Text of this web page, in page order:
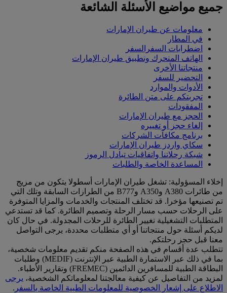
جميع مواضيع الأسئلة الشائعة
معلومات عن طيران الإمارات
في المطار
اضطرابات السفرالسفر
الهاتف المتحرك وتطبيق طيران الإمارات
منتجاتنا الأخرى
التحضير للسفر
الأدوات والموارد
تجربتكم على متن الطائرة
المفقودات
الحجز مع طيران الإمارات
إلغاء حجز أو تغييره
برنامج مكافآت الشركات
سكاي واردز طيران الإمارات
شبكة رحلاتنا واتفاقيات تبادل الرموز
المساعدة الخاصة والطلبات
إخلاء المسؤولية: تشغل طيران الإمارات أسطولا يتكون من مزيج
من طائرات A380 وA350 وB777 من الطرازات السابقة وتلك التي
تم تصنيعها مؤخرا. قد تختلف المنتجات والخدمات والمزايا المتوفرة
على الرحلات حسب مسار الرحلة وتصميم الطائرة. كما قد تستدعي
المتطلبات التشغيلية تغيير الطائرة للرحلات المجدولة. في حال كان
لديكم أسئلة حول منتجاتنا أو أي متطلبات محددة، يرجى التواصل
معنا قبل حجز رحلتكم.
تتطلب عدة أقسام في هذه الصفحة منكم تقديم معلومات شخصية،
بما في ذلك عبر الاستمارة الطبية عبر الإنترنت (MEDIF) وطلبات
البطاقة الطبية للمسافرين الدائمين (FREMEC) وتقارير الأطباء.
لمزيد من التفاصيل عن كيفية معالجتنا لمعلوماتكم الشخصية، يرجى
الاطلاع على إشعار الخصوصية للمعلومات الطبية الخاصة بالسفر .